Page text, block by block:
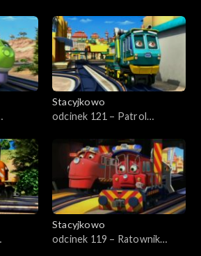
Stacyjkowo
odcinek 121 – Patrol
Stacyjkowo
odcinek 119 – Ratownik